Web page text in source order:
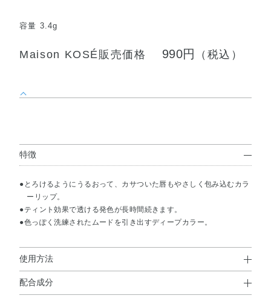
容量 3.4g
Maison KOSÉ販売価格 990円 （税込）
特徴
●とろけるようにうるおって、カサついた唇もやさしく包み込むカラ
ーリップ。
●ティント効果で透ける発色が長時間続きます。
●色っぽく洗練されたムードを引き出すディープカラー。
使用方法
使用方法
配合成分